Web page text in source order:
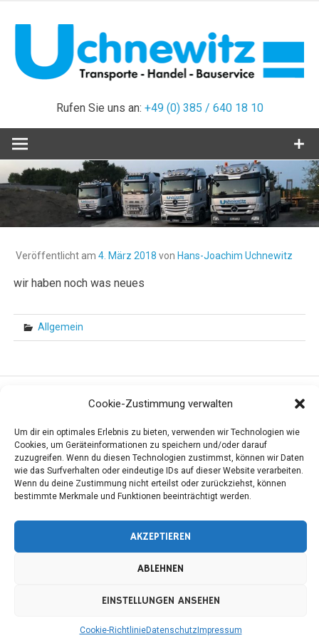
Cookie-Zustimmung verwalten
Um dir ein optimales Erlebnis zu bieten, verwenden wir Technologien wie
Cookies, um Geräteinformationen zu speichern und/oder darauf
zuzugreifen. Wenn du diesen Technologien zustimmst, können wir Daten
wie das Surfverhalten oder eindeutige IDs auf dieser Website verarbeiten.
Wenn du deine Zustimmung nicht erteilst oder zurückziehst, können
bestimmte Merkmale und Funktionen beeinträchtigt werden.
AKZEPTIEREN
ABLEHNEN
EINSTELLUNGEN ANSEHEN
Cookie-RichtlinieDatenschutzImpressum
Inhalt
Uchnewitz
Transporte
Containerdienst – Schrottannahme – Beratung und
Vermittlung
Rufen Sie uns an: +49 (0) 385 / 640 18 10
Veröffentlicht am 4. März 2018 von Hans-Joachim Uchnewitz
wir haben noch was neues
Allgemein